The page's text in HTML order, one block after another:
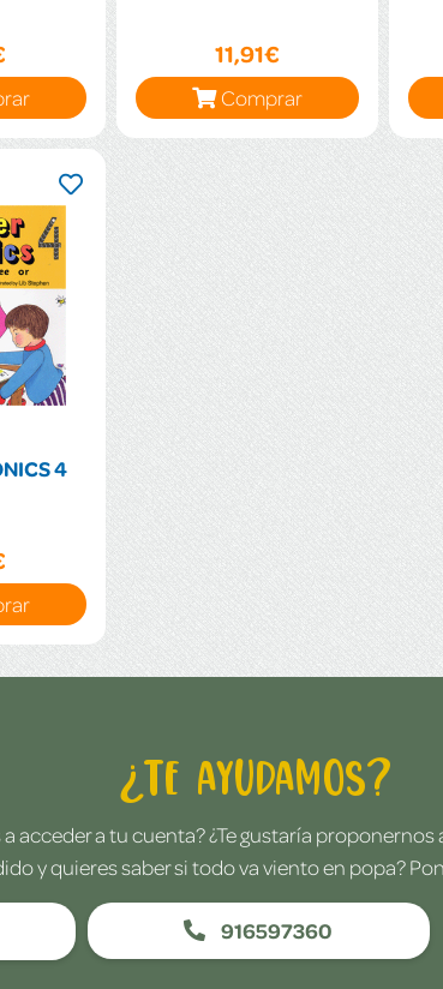
11,91€
Comprar
4
¿Te ayudamos?
acceder a tu cuenta? ¿Te gustaría
y quieres saber si todo va viento en popa?
916597360